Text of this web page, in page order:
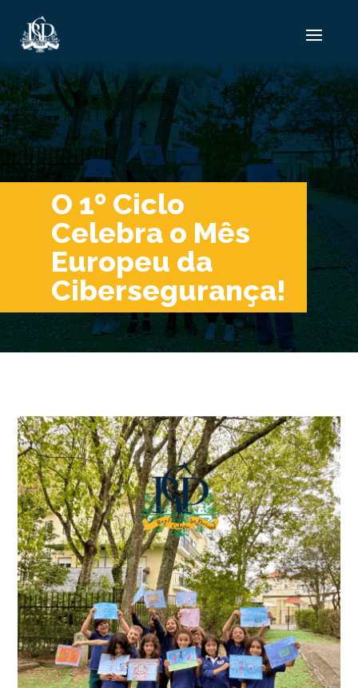
O 1º Ciclo
Celebra o Mês
Europeu da
Cibersegurança!